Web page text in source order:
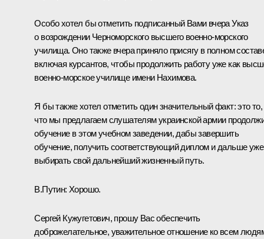
Особо хотел бы отметить подписанный Вами вчераУказ
о возрождении Черноморского высшего военно-морского
училища. Оно также вчера приняло присягу в полном
включая курсантов, чтобы продолжить работу уже как
военно-морское училище имени Нахимова.
Я бы также хотел отметить один значительный факт: это то,
что мы предлагаем слушателям украинской армии
обучение в этом учебном заведении, дабы завершить
обучение, получить соответствующий диплом и дальше уже
выбирать свой дальнейший жизненный путь.
B.Путин: Хорошо.
Сергей Кужугетович, прошу Вас обеспечить
доброжелательное, уважительное отношение ко всем